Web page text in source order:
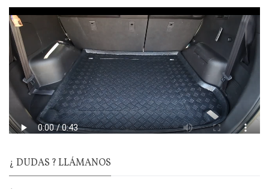
¿ DUDAS ? LLÁMANOS